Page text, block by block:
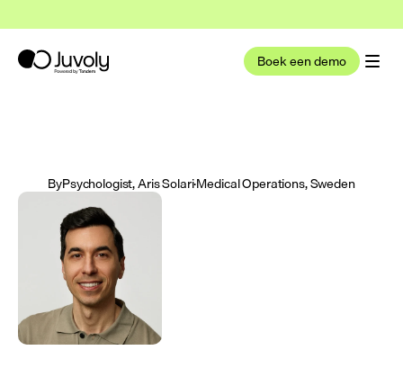
Boek een demo
ByPsychologist, Aris Solari·Medical Operations, Sweden